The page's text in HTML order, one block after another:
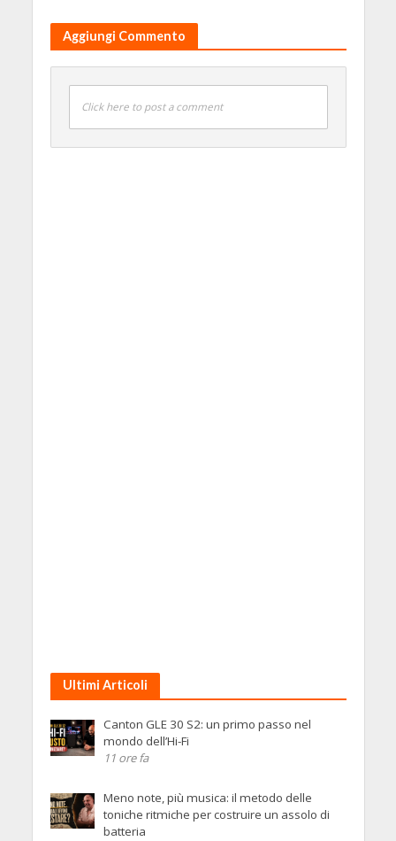
Aggiungi Commento
Click here to post a comment
Ultimi Articoli
Canton GLE 30 S2: un primo passo nel
mondo dell’Hi-Fi
11 ore fa
Meno note, più musica: il metodo delle
toniche ritmiche per costruire un assolo di
batteria